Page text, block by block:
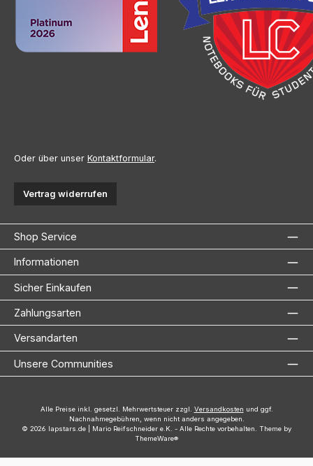
Oder über unser Kontaktformular.
Vertrag widerrufen
Shop Service
Informationen
Sicher Einkaufen
Zahlungsarten
Versandarten
Unsere Communities
Alle Preise inkl. gesetzl. Mehrwertsteuer zzgl. Versandkosten und ggf.
Nachnahmegebühren, wenn nicht anders angegeben.
© 2026 lapstars.de | Mario Reifschneider e.K. - Alle Rechte vorbehalten. Theme by
ThemeWare®